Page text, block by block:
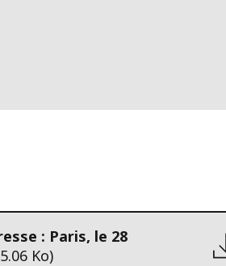
: Paris, le 28
Ko)